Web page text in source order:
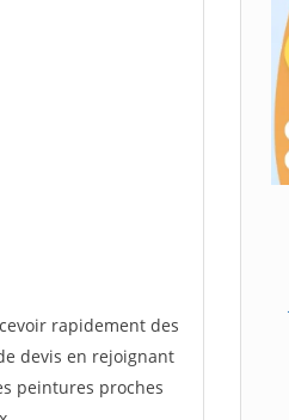
rapidement des
devis en rejoignant
peintures proches